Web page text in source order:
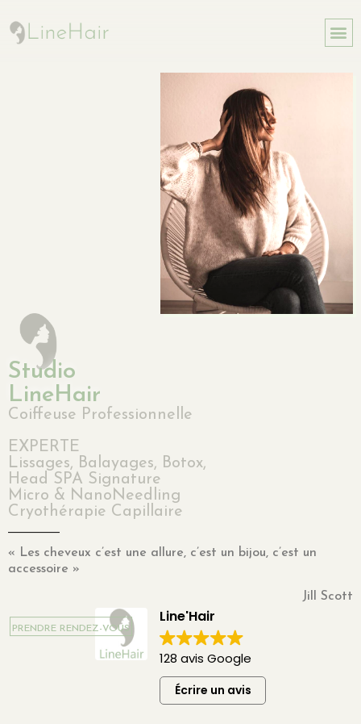
Studio
LineHair
Coiffeuse Professionnelle
EXPERTE
Lissages, Balayages, Botox,
Head SPA Signature
Micro & NanoNeedling
Cryothérapie Capillaire
« Les cheveux c’est une allure, c’est un bijou, c’est un
accessoire »
Jill Scott
PRENDRE RENDEZ-VOUS
Line'Hair
128 avis Google
Écrire un avis